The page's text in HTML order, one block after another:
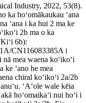
Industry, 2022, 53(8).
ka hoʻomākaukau ʻana
ʻana i ka hui 2 ma ke
2b ma o ka
6b):
CN116083385A i
nā mea waena koʻikoʻi
ke ʻano he mea
chiral koʻikoʻi 2a/2b
ʻAʻole wale kēia
hoʻomaikaʻi nui hoʻi i